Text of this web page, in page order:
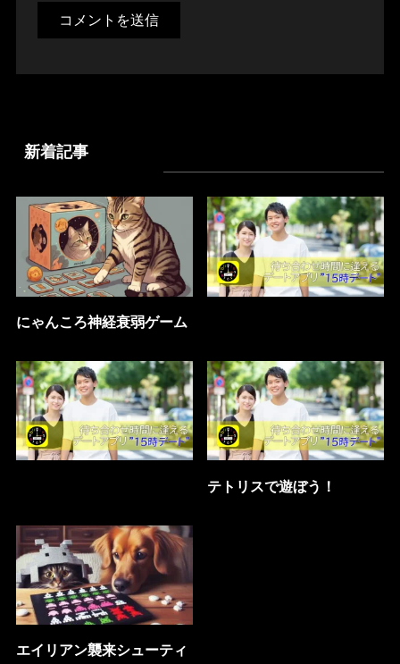
新着記事
にゃんころ神経衰弱ゲーム
テトリスで遊ぼう！
エイリアン襲来シューティ